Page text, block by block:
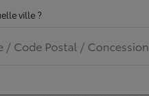
ville ?
/ Code Postal / Concession